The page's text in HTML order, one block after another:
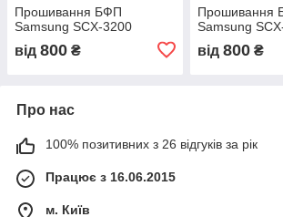
Прошивання БФП
Samsung SCX-3200
від 800 ₴
Прошивання
Samsung
від 800₴
Про нас
100% позитивних з 26 відгуків за рік
Працює з 16.06.2015
м. Київ